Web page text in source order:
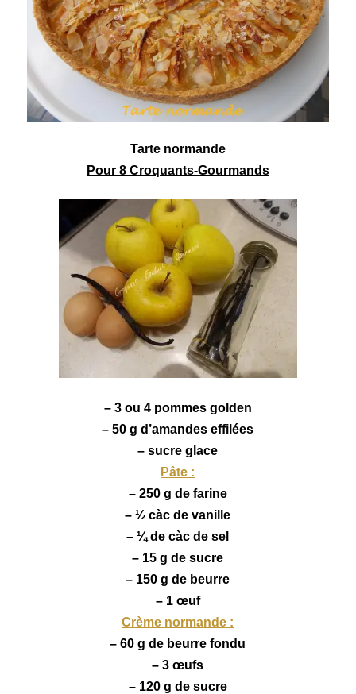
Tarte normande
Pour 8 Croquants-Gourmands
– 3 ou 4 pommesgolden
– 50 g d’amandes effilées
– sucre glace
Pâte :
– 250 g de farine
– ½ càc de vanille
– ¼ de càc de sel
– 15 g de sucre
– 150 g de beurre
– 1 œuf
Crème normande :
– 60 g de beurre fondu
– 3 œufs
– 120 g de sucre